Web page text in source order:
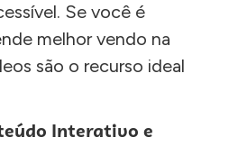
Se você é
melhor vendo na
são o recurso ideal
Interativo e